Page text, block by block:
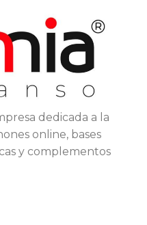
dedicada a la
online, bases
y complementos